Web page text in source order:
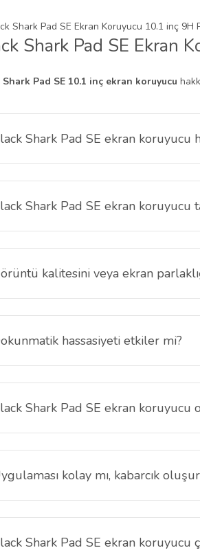
Shark Pad SE Ekran
Shark Pad SE 10.1 inç ekran koruyucu
Shark Pad SE ekran
ekran koruyucu yalnızcaBlack Shark Pad
Shark Pad SE ekran koruyucu
Shark Pad SE ekran koruyucu, günlük
uzun süre temiz ve sağlam kalmasını
kalitesini veya ekran
Yüksek şeffaf yapısı sayesinde ekranın
hassasiyeti etkiler mi?
İnce yapısı sayesinde dokunmatik
Shark Pad SE ekran koruyucu
Black Shark Pad SE ekran koruyucu
devam eder.
kolay mı, kabarcık
yüzeyi temizlendikten sonra doğru
Shark Pad SE ekran koruyucu